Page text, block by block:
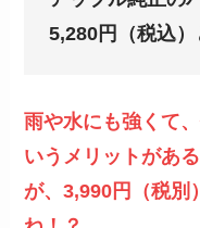
5,280円（税込）
雨や水にも強くて
いうメリットがあ
が、3,990円（税別